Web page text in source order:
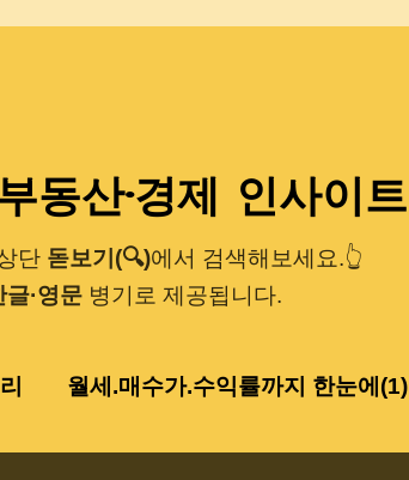
텐츠로 건너뛰기
산·경제 인사이트
단돋보기(🔍)에서 검색해보세요.👆
글·영문 병기로 제공됩니다.
월세.매수가.수익률까지 한눈에(1)